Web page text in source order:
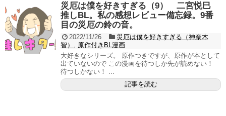
災厄は僕を好きすぎる（9） 二宮悦巳
推しBL。私の感想レビュー備忘録。9番
目の災厄の鈴の音。
2022/11/26
災厄は僕を好きすぎる（神奈木
智）
原作付きBL漫画
大好きなシリーズ。 原作つきですが、原作が本として
出ていないので この漫画を待つしか先が読めない！
待つしかない！ ...
記事を読む